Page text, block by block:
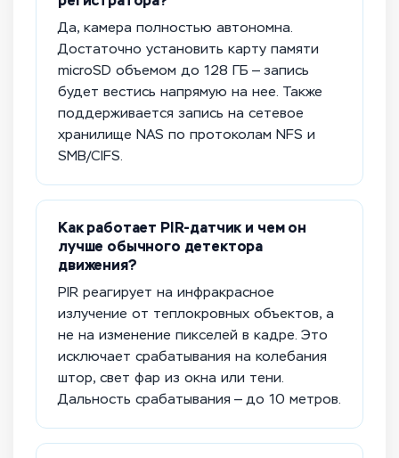
Да, камера полностью автономна.
Достаточно установить карту памяти
microSD объемом до 128 ГБ — запись
будет вестись напрямую на нее. Также
поддерживается запись на сетевое
хранилище NAS по протоколам NFS и
SMB/CIFS.
Как работает PIR-датчик и чем он
лучше обычного детектора
движения?
PIR реагирует на инфракрасное
излучение от теплокровных объектов, а
не на изменение пикселей в кадре. Это
исключает срабатывания на колебания
штор, свет фар из окна или тени.
Дальность срабатывания — до 10 метров.